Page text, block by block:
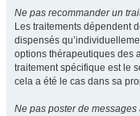
Ne pas recommander un
Les traitements dépendent
dispensés
options thérapeutiques des
traitement spécifique est le
cela a été le cas dans sa
Ne pas poster de